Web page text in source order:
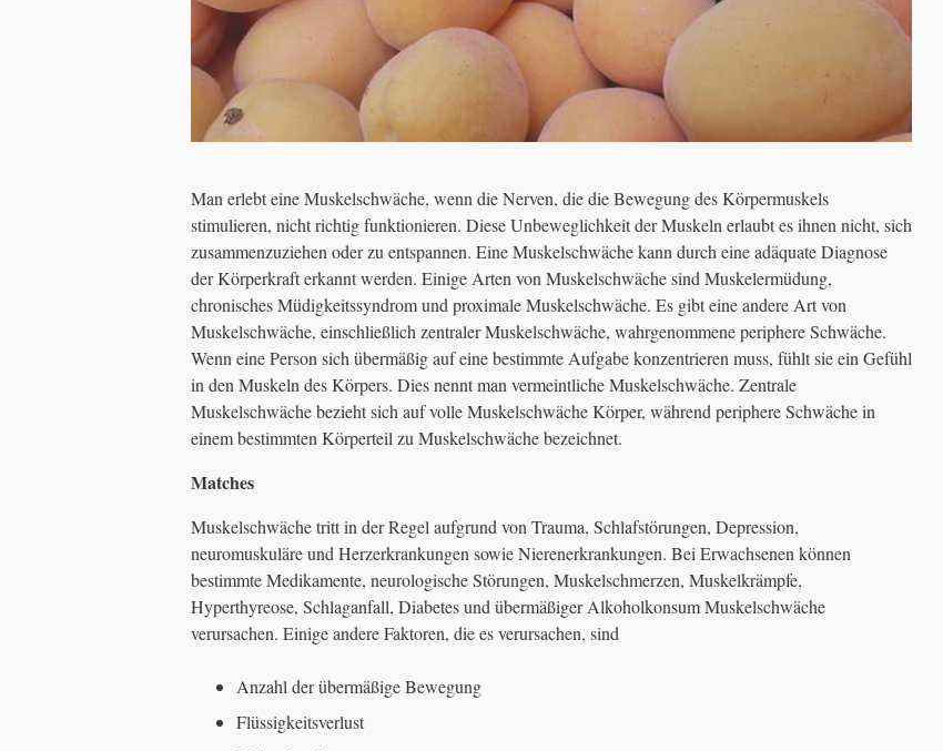
Man erlebt eine Muskelschwäche, wenn die Nerven, die die Bewegung des Körpermuskels
stimulieren, nicht richtig funktionieren. Diese Unbeweglichkeit der Muskeln erlaubt es ihnen nicht, sich
zusammenzuziehen oder zu entspannen. Eine Muskelschwäche kann durch eine adäquate Diagnose
der Körperkraft erkannt werden. Einige Arten von Muskelschwäche sind Muskelermüdung,
chronisches Müdigkeitssyndrom und proximale Muskelschwäche. Es gibt eine andere Art von
Muskelschwäche, einschließlich zentraler Muskelschwäche, wahrgenommene periphere Schwäche.
Wenn eine Person sich übermäßig auf eine bestimmte Aufgabe konzentrieren muss, fühlt sie ein Gefühl
in den Muskeln des Körpers. Dies nennt man vermeintliche Muskelschwäche. Zentrale
Muskelschwäche bezieht sich auf volle Muskelschwäche Körper, während periphere Schwäche in
einem bestimmten Körperteil zu Muskelschwäche bezeichnet.
Matches
Muskelschwäche tritt in der Regel aufgrund von Trauma, Schlafstörungen, Depression,
neuromuskuläre und Herzerkrankungen sowie Nierenerkrankungen. Bei Erwachsenen können
bestimmte Medikamente, neurologische Störungen, Muskelschmerzen, Muskelkrämpfe,
Hyperthyreose, Schlaganfall, Diabetes und übermäßiger Alkoholkonsum Muskelschwäche
verursachen. Einige andere Faktoren, die es verursachen, sind
Anzahl der übermäßige Bewegung
Flüssigkeitsverlust